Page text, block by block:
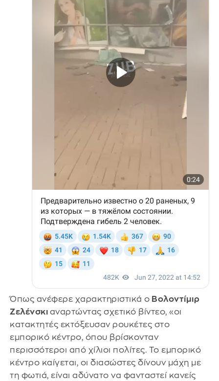
Όπως ανέφερε χαρακτηριστικά ο Βολοντίμιρ
Ζελένσκι αναρτώντας σχετικό βίντεο, «οι
κατακτητές εκτόξευσαν ρουκέτες στο
εμπορικό κέντρο, όπου βρίσκονταν
περισσότεροι από χίλιοι πολίτες. Το εμπορικό
κέντρο καίγεται, οι διασώστες δίνουν μάχη με
τη φωτιά, είναι αδύνατο να φανταστεί κανείς